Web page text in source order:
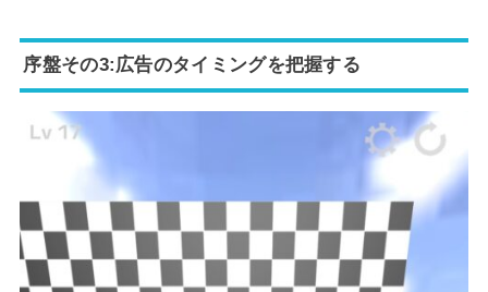
序盤その3:広告のタイミングを把握する